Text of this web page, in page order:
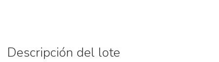
Descripción del lote